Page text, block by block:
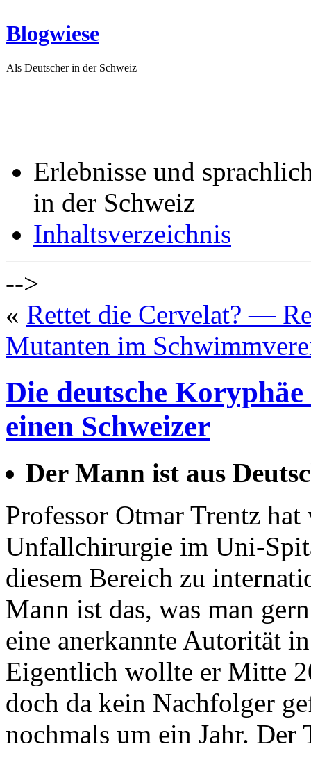
Blogwiese
Als Deutscher in der Schweiz
Erlebnisse und
in der Schweiz
Inhaltsverzeichnis
-->
« Rettet die Cervelat? —
Mutanten im
Die deutsche
einen Schweizer
Der Mann ist aus
Professor Otmar Trentz
Unfallchirurgie im Uni-
diesem Bereich zu
Mann ist das, was man
eine anerkannte Autorität
Eigentlich wollte er Mitte
doch da kein Nachfolger
nochmals um ein Jahr. Der